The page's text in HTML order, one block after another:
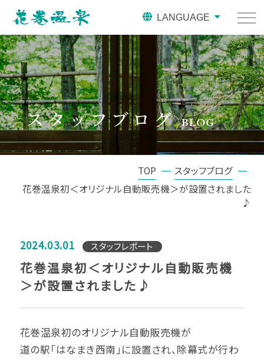
LANGUAGE
スタッフブログ BLOG
TOP
スタッフブログ
花巻温泉初＜オリジナル自動販売機＞が設置されました
♪
2024.03.01 スタッフレポート
花巻温泉初＜オリジナル自動販売機
＞が設置されました♪
花巻温泉初のオリジナル自動販売機が
道の駅「はなまき西南」に設置され、除幕式が行わ